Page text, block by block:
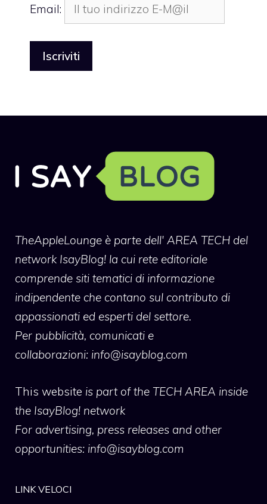
Email:
TheAppleLounge è parte dell' AREA TECH del
network IsayBlog! la cui rete editoriale
comprende siti tematici di informazione
indipendente che contano sul contributo di
appassionati ed esperti del settore.
Per pubblicità, comunicati e
collaborazioni: info@isayblog.com
This website is part of the TECH AREA inside
the IsayBlog! network
For advertising, press releases and other
opportunities: info@isayblog.com
LINK VELOCI